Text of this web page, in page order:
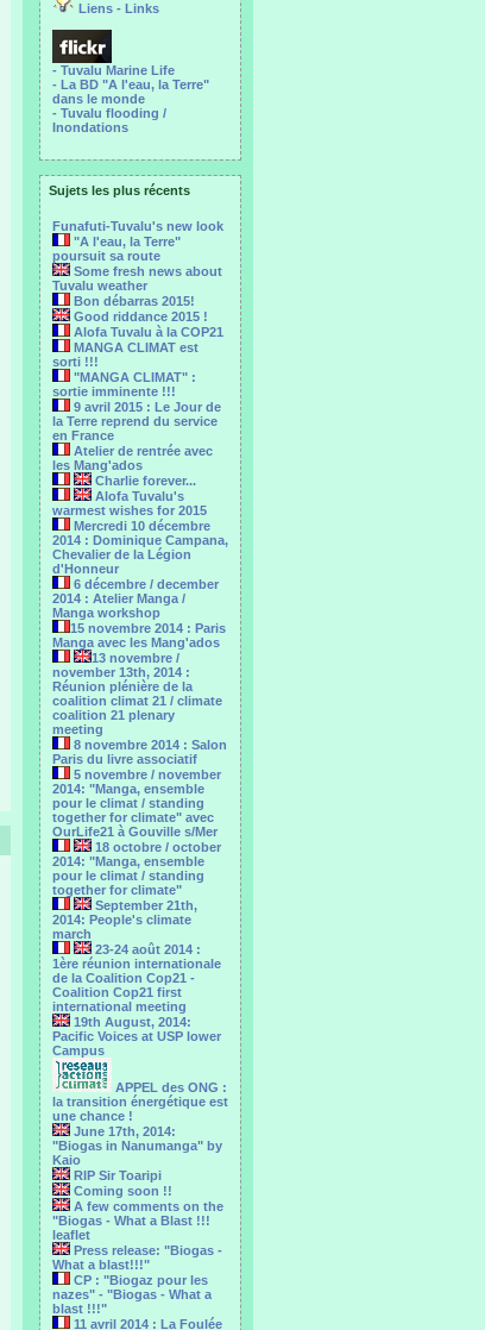
Liens - Links
- Tuvalu Marine Life
- La BD "A l'eau, la Terre"
dans le monde
- Tuvalu flooding /
Inondations
Sujets les plus récents
Funafuti-Tuvalu's new look
"A l'eau, la Terre"
poursuit sa route
Some fresh news about
Tuvalu weather
Bon débarras 2015!
Good riddance 2015 !
Alofa Tuvalu à la COP21
MANGA CLIMAT est
sorti !!!
"MANGA CLIMAT" :
sortie imminente !!!
9 avril 2015 : Le Jour de
la Terre reprend du service
en France
Atelier de rentrée avec
les Mang'ados
Charlie forever...
Alofa Tuvalu's
warmest wishes for 2015
Mercredi 10 décembre
2014 : Dominique Campana,
Chevalier de la Légion
d'Honneur
6 décembre / december
2014 : Atelier Manga /
Manga workshop
15 novembre 2014 : Paris
Manga avec les Mang'ados
13 novembre /
november 13th, 2014 :
Réunion plénière de la
coalition climat 21 / climate
coalition 21 plenary
meeting
8 novembre 2014 : Salon
Paris du livre associatif
5 novembre / november
2014: "Manga, ensemble
pour le climat / standing
together for climate" avec
OurLife21 à Gouville s/Mer
18 octobre / october
2014: "Manga, ensemble
pour le ‎climat / standing
together for climate"
September 21th,
2014: People's climate
march
23-24 août 2014 :
1ère réunion internationale
de la Coalition Cop21 -
Coalition Cop21 first
international meeting
19th August, 2014:
Pacific Voices at USP lower
Campus
APPEL des ONG :
la transition énergétique est
une chance !
June 17th, 2014:
"Biogas in Nanumanga" by
Kaio
RIP Sir Toaripi
Coming soon !!
A few comments on the
"Biogas - What a Blast !!!
leaflet
Press release: "Biogas -
What a blast!!!"
CP : "Biogaz pour les
nazes" - "Biogas - What a
blast !!!"
11 avril 2014 : La Foulée